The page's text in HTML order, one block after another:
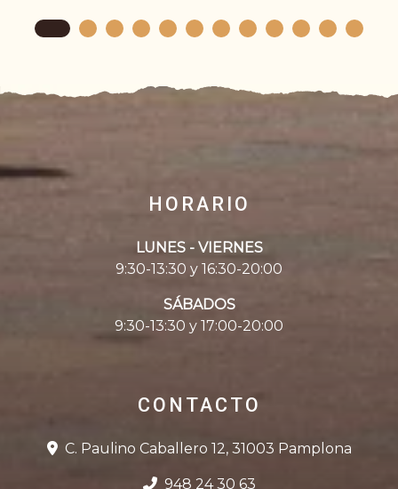
HORARIO
LUNES - VIERNES
9:30-13:30 y 16:30-20:00
SÁBADOS
9:30-13:30 y 17:00-20:00
CONTACTO
C. Paulino Caballero 12, 31003 Pamplona
948 24 30 63